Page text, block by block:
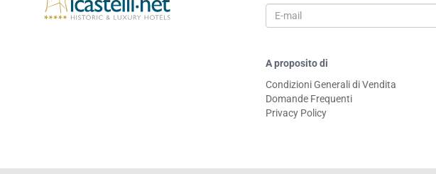
A proposito di
Condizioni Generali di Vendita
Domande Frequenti
Privacy Policy